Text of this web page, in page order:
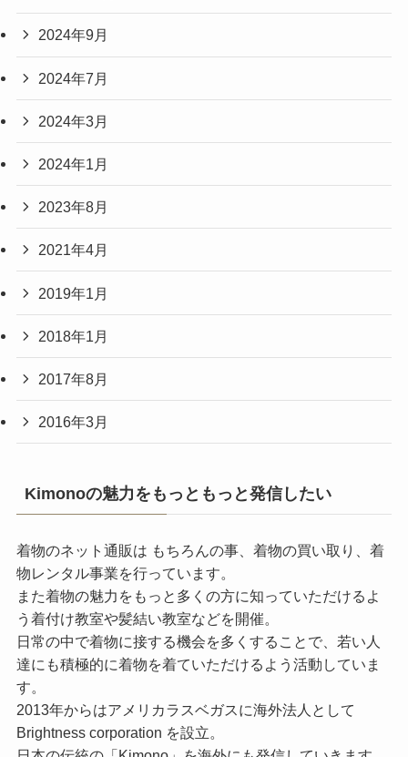
2024年9月
2024年7月
2024年3月
2024年1月
2023年8月
2021年4月
2019年1月
2018年1月
2017年8月
2016年3月
Kimonoの魅力をもっともっと発信したい
着物のネット通販は もちろんの事、着物の買い取り、着
物レンタル事業を行っています。
また着物の魅力をもっと多くの方に知っていただけるよ
う着付け教室や髪結い教室などを開催。
日常の中で着物に接する機会を多くすることで、若い人
達にも積極的に着物を着ていただけるよう活動していま
す。
2013年からはアメリカラスベガスに海外法人として
Brightness corporation を設立。